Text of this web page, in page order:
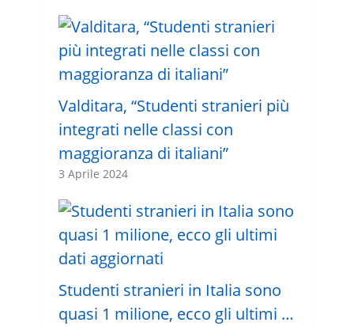
Valditara, “Studenti stranieri più
integrati nelle classi con
maggioranza di italiani”
3 Aprile 2024
Studenti stranieri in Italia sono
quasi 1 milione, ecco gli ultimi …